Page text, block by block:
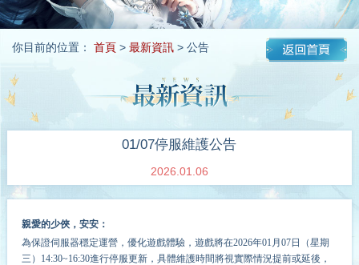
你目前的位置： 首頁> 最新資訊> 公告
01/07停服維護公告
2026.01.06
親愛的少俠，安安：
為保證伺服器穩定運營， 優化遊戲體驗，遊戲將在2026年01 月07日（星期
三）14:30~16:30進行停服更新，具體維護時間將視實際情況提前或延後，